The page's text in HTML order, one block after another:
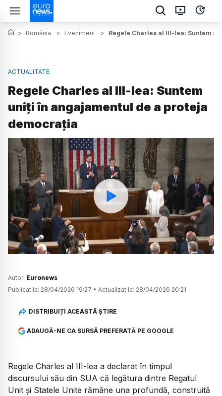
> România > Eveniment > Regele Charles al III-lea: Suntem
ACTUALITATE
Regele Charles al III-lea: Suntem
uniți în angajamentul de a proteja
democrația
Watch
Autor: Euronews
Publicat la: 28/04/2026 19:27 • Actualizat la: 28/04/2026 20:21
DISTRIBUIȚI ACEASTĂ ȘTIRE
ADAUGĂ-NE CA SURSĂ PREFERATĂ PE GOOGLE
Regele Charles al III-lea a declarat în timpul
discursului său din SUA că legătura dintre Regatul
Unit și Statele Unite rămâne una profundă, construită